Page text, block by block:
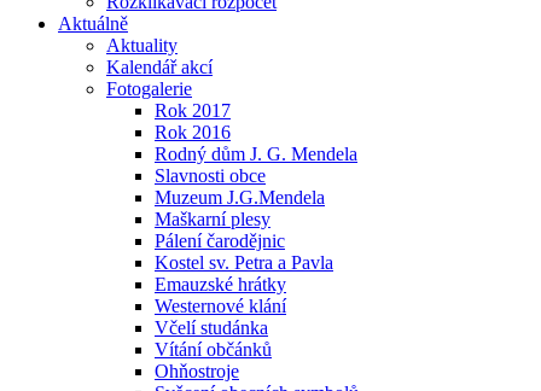
Aktuálně
Aktuality
Kalendář akcí
Fotogalerie
Rok 2017
Rok 2016
Rodný dům J. G. Mendela
Slavnosti obce
Muzeum J.G.Mendela
Maškarní plesy
Pálení čarodějnic
Kostel sv. Petra a Pavla
Emauzské hrátky
Westernové klání
Včelí studánka
Vítání občánků
Ohňostroje